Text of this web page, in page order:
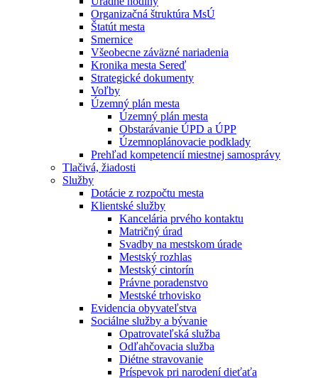
Organizačná štruktúra MsÚ
Štatút mesta
Smernice
Všeobecne záväzné nariadenia
Kronika mesta Sereď
Strategické dokumenty
Voľby
Územný plán mesta
Územný plán mesta
Obstarávanie ÚPD a ÚPP
Územnoplánovacie podklady
Prehľad kompetencií miestnej samosprávy
Tlačivá, žiadosti
Služby
Dotácie z rozpočtu mesta
Klientské služby
Kancelária prvého kontaktu
Matričný úrad
Svadby na mestskom úrade
Mestský rozhlas
Mestský cintorín
Právne poradenstvo
Mestské trhovisko
Evidencia obyvateľstva
Sociálne služby a bývanie
Opatrovateľská služba
Odľahčovacia služba
Diétne stravovanie
Príspevok pri narodení dieťaťa